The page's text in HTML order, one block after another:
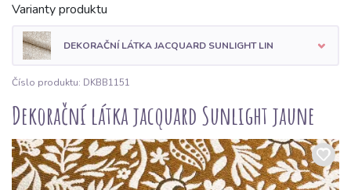
Varianty produktu
DEKORAČNÍ LÁTKA JACQUARD SUNLIGHT LIN
Číslo produktu: DKBB1151
Dekorační látka jacquard Sunlight jaune